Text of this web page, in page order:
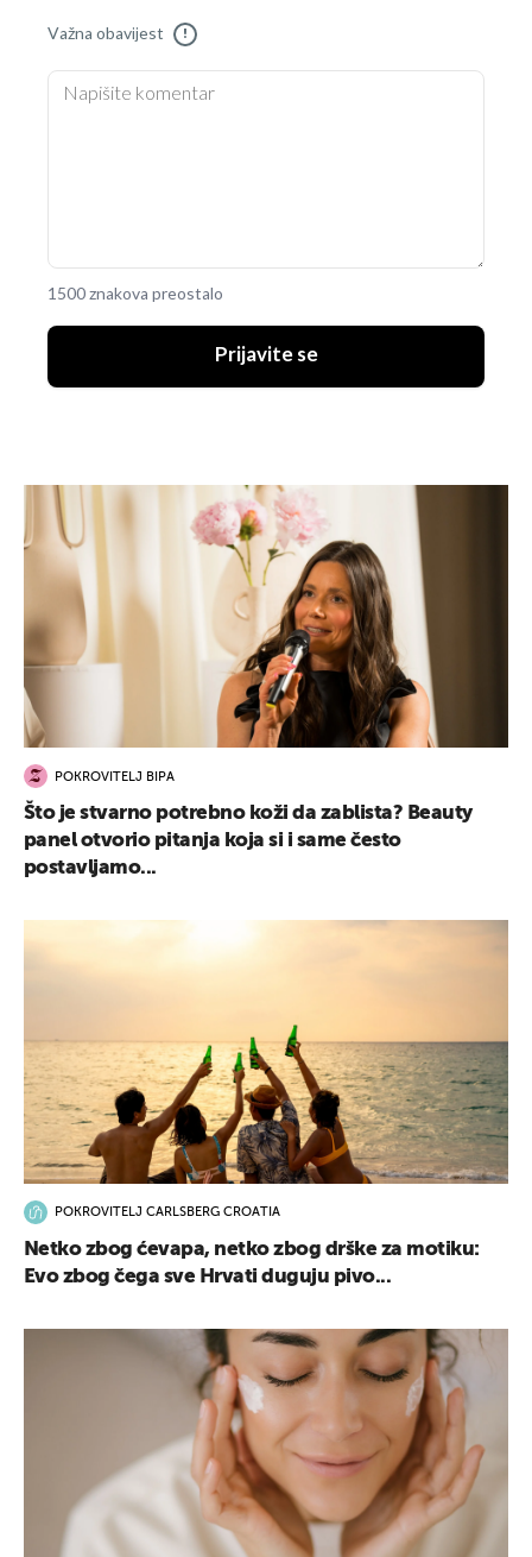
Važna obavijest !
1500 znakova preostalo
Prijavite se
POKROVITELJ BIPA
Što je stvarno potrebno koži da zablista? Beauty
panel otvorio pitanja koja si i same često
postavljamo...
POKROVITELJ CARLSBERG CROATIA
Netko zbog ćevapa, netko zbog drške za motiku:
Evo zbog čega sve Hrvati duguju pivo...